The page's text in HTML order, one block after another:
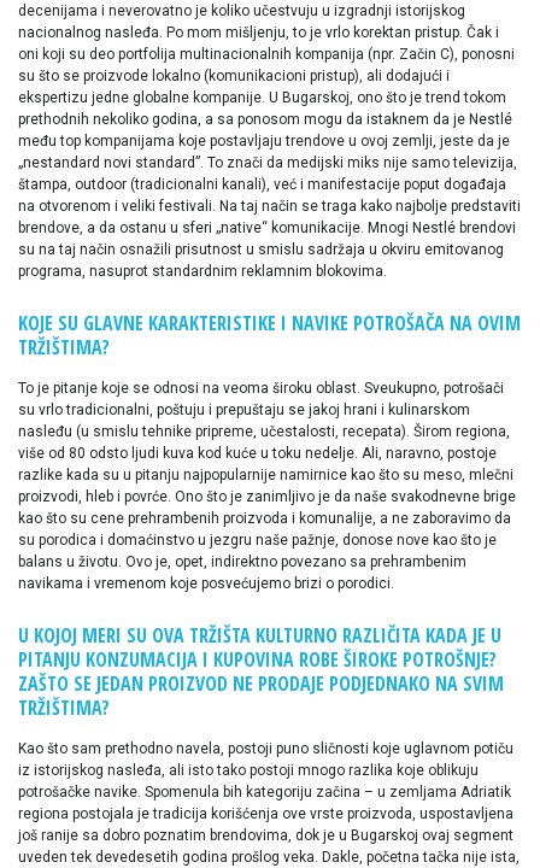
decenijama i neverovatno je koliko učestvuju u izgradnji istorijskog
nacionalnog nasleđa. Po mom mišljenju, to je vrlo korektan pristup. Čak i
oni koji su deo portfolija multinacionalnih kompanija (npr. Začin C), ponosni
su što se proizvode lokalno (komunikacioni pristup), ali dodajući i
ekspertizu jedne globalne kompanije. U Bugarskoj, ono što je trend tokom
prethodnih nekoliko godina, a sa ponosom mogu da istaknem da je Nestlé
među top kompanijama koje postavljaju trendove u ovoj zemlji, jeste da je
„nestandard novi standard”. To znači da medijski miks nije samo televizija,
štampa, outdoor (tradicionalni kanali), već i manifestacije poput događaja
na otvorenom i veliki festivali. Na taj način se traga kako najbolje predstaviti
brendove, a da ostanu u sferi „native“ komunikacije. Mnogi Nestlé brendovi
su na taj način osnažili prisutnost u smislu sadržaja u okviru emitovanog
programa, nasuprot standardnim reklamnim blokovima.
KOJE SU GLAVNE KARAKTERISTIKE I NAVIKE POTROŠAČA NA OVIM
TRŽIŠTIMA?
To je pitanje koje se odnosi na veoma široku oblast. Sveukupno, potrošači
su vrlo tradicionalni, poštuju i prepuštaju se jakoj hrani i kulinarskom
nasleđu (u smislu tehnike pripreme, učestalosti, recepata). Širom regiona,
više od 80 odsto ljudi kuva kod kuće u toku nedelje. Ali, naravno, postoje
razlike kada su u pitanju najpopularnije namirnice kao što su meso, mlečni
proizvodi, hleb i povrće. Ono što je zanimljivo je da naše svakodnevne brige
kao što su cene prehrambenih proizvoda i komunalije, a ne zaboravimo da
su porodica i domaćinstvo u jezgru naše pažnje, donose nove kao što je
balans u životu. Ovo je, opet, indirektno povezano sa prehrambenim
navikama i vremenom koje posvećujemo brizi o porodici.
U KOJOJ MERI SU OVA TRŽIŠTA KULTURNO RAZLIČITA KADA JE U
PITANJU KONZUMACIJA I KUPOVINA ROBE ŠIROKE POTROŠNJE?
ZAŠTO SE JEDAN PROIZVOD NE PRODAJE PODJEDNAKO NA SVIM
TRŽIŠTIMA?
Kao što sam prethodno navela, postoji puno sličnosti koje uglavnom potiču
iz istorijskog nasleđa, ali isto tako postoji mnogo razlika koje oblikuju
potrošačke navike. Spomenula bih kategoriju začina – u zemljama Adriatik
regiona postojala je tradicija korišćenja ove vrste proizvoda, uspostavljena
još ranije sa dobro poznatim brendovima, dok je u Bugarskoj ovaj segment
uveden tek devedesetih godina prošlog veka. Dakle, početna tačka nije ista,